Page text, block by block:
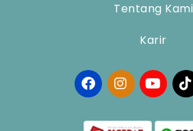
Tentang Kami
Karir